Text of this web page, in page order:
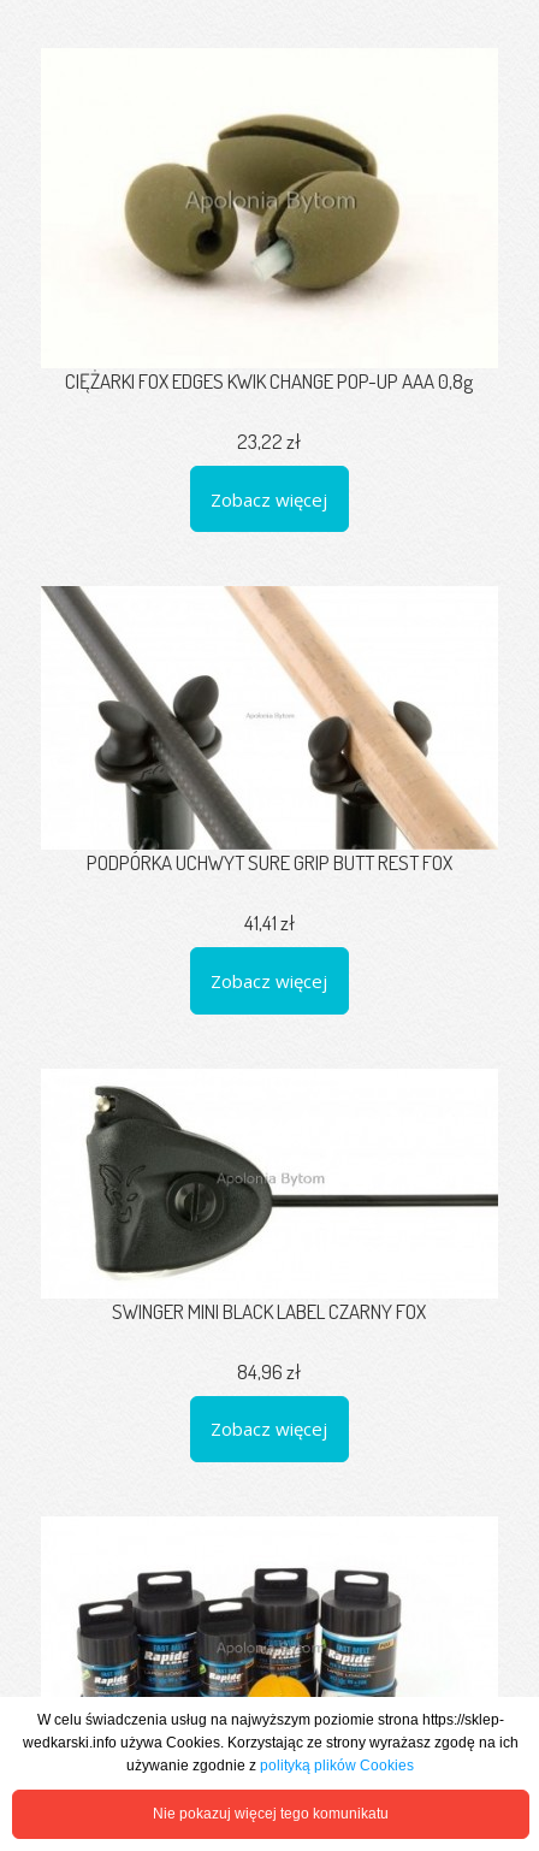
CIĘŻARKI FOX EDGES KWIK CHANGE POP-UP AAA 0,8g
23,22 zł
Zobacz więcej
PODPÓRKA UCHWYT SURE GRIP BUTT REST FOX
41,41 zł
Zobacz więcej
SWINGER MINI BLACK LABEL CZARNY FOX
84,96 zł
Zobacz więcej
WORKI PVA RAPIDE SYSTEM 85x220 FAST MELT FOX 20szt
W celu świadczenia usług na najwyższym poziomie strona https://sklep-
wedkarski.info używa Cookies. Korzystając ze strony wyrażasz zgodę na ich
używanie zgodnie zpolityką plików Cookies
Nie pokazuj więcej tego komunikatu